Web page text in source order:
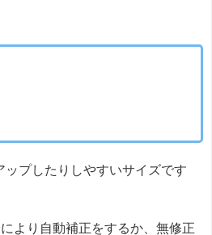
ップしたりしやすいサイズです
より自動補正をするか、無修正